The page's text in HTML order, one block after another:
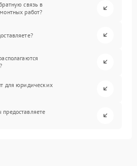
связь в
работ?
для юридических